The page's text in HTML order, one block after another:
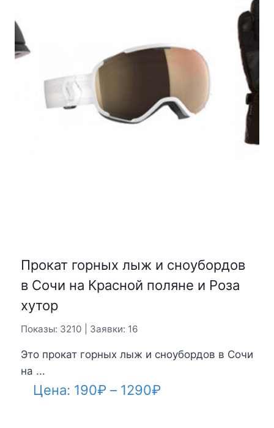
Прокат горных лыж и сноубордов
в Сочи на Красной поляне и Роза
хутор
Показы: 3210 | Заявки: 16
Это прокат горных лыж и сноубордов в Сочи
на ...
Цена: 190₽ – 1290₽Диапазон